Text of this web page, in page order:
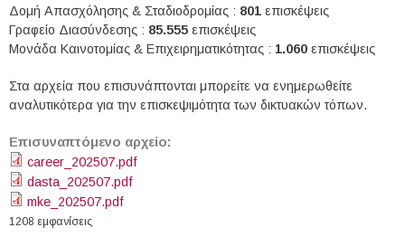
Δομή Απασχόλησης & Σταδιοδρομίας : 801 επισκέψεις
Γραφείο Διασύνδεσης : 85.555 επισκέψεις
Μονάδα Καινοτομίας & Επιχειρηματικότητας : 1.060 επισκέψεις
Στα αρχεία που επισυνάπτονται μπορείτε να ενημερωθείτε
αναλυτικότερα για την επισκεψιμότητα των δικτυακών τόπων.
Επισυναπτόμενο αρχείο:
career_202507.pdf
dasta_202507.pdf
mke_202507.pdf
1208 εμφανίσεις